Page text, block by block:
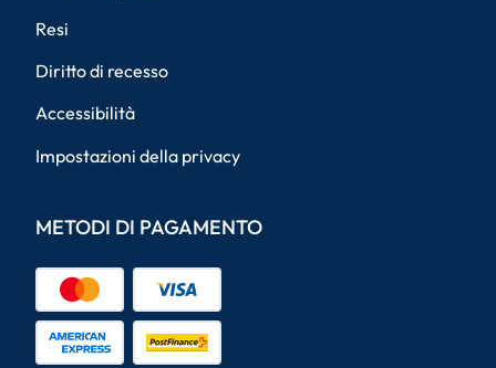
Resi
Diritto di recesso
Accessibilità
Impostazioni della privacy
METODI DI PAGAMENTO